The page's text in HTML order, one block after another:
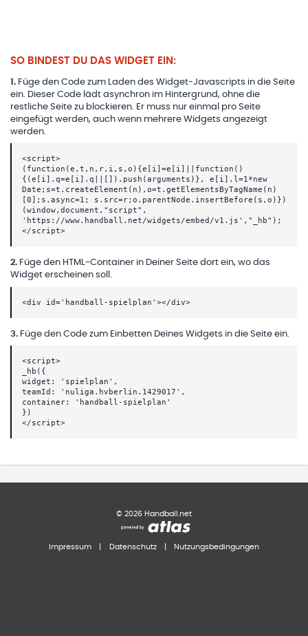
SO BINDEST DU DAS WIDGET EIN:
1 . Füge den Code zum Laden des Widget-Javascripts in die Seite
ein. Dieser Code lädt asynchron im Hintergrund, ohne die
restliche Seite zu blockieren. Er muss nur einmal pro Seite
eingefügt werden, auch wenn mehrere Widgets angezeigt
werden.
<script>
(function(e,t,n,r,i,s,o){e[i]=e[i]||function()
{(e[i].q=e[i].q||[]).push(arguments)}, e[i].l=1*new
Date;s=t.createElement(n),o=t.getElementsByTagName(n)
[0];s.async=1; s.src=r;o.parentNode.insertBefore(s,o)})
(window,document,"script",
'https://www.handball.net/widgets/embed/v1.js',"_hb");
</script>
2. Füge den HTML-Container in Deiner Seite dort ein, wo das
Widget erscheinen soll.
<div id='handball-spielplan'></div>
3. Füge den Code zum Einbetten Deines Widgets in die Seite ein.
<script>
_hb({
widget: 'spielplan',
teamId: 'nuliga.hvberlin.1429017',
container: 'handball-spielplan'
})
</script>
© 2026 Handball.net
Impressum Datenschutz Nutzungsbedingungen